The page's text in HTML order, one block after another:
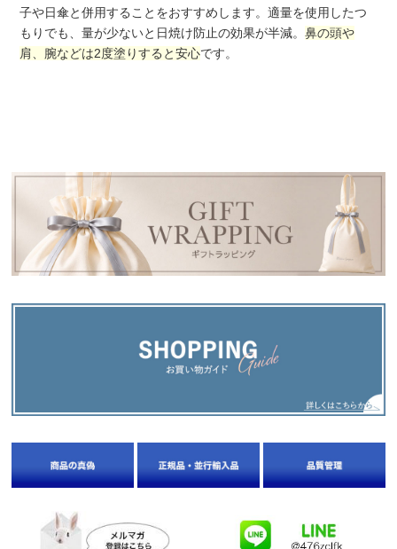
子や日傘と併用することをおすすめします。適量を使用したつ
もりでも、量が少ないと日焼け防止の効果が半減。 鼻の頭や
肩、腕などは2度塗りすると安心です。